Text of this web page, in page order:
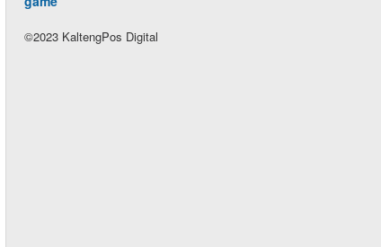
©2023 KaltengPos Digital